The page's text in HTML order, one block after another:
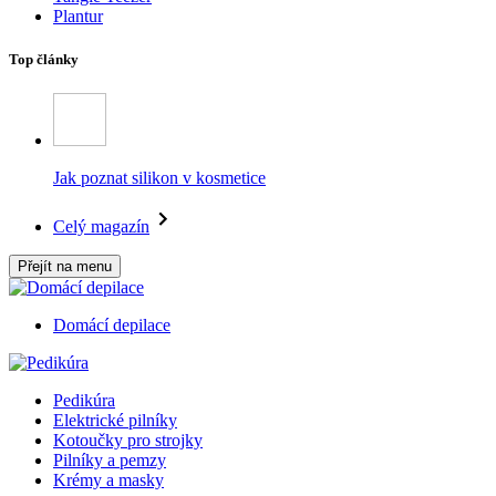
Plantur
Top články
Jak poznat silikon v kosmetice
Celý magazín
Přejít na menu
Domácí depilace
Pedikúra
Elektrické pilníky
Kotoučky pro strojky
Pilníky a pemzy
Krémy a masky